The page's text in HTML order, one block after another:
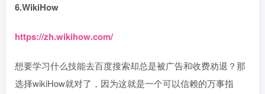
6.WikiHow
https://zh.wikihow.com/
想要学习什么技能去百度搜索却总是被广告和收费劝退？那
选择wikiHow就对了，因为这就是一个可以信赖的万事指